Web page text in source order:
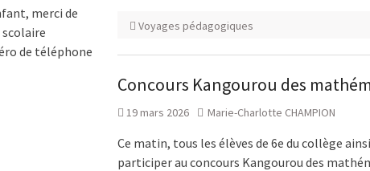
Voyages pédagogiques
Concours Kangourou des
19 mars 2026 Marie-Charlotte CHAMPION
Ce matin, tous les élèves de 6e du collège
participer au concours Kangourou des
merci de
de téléphone